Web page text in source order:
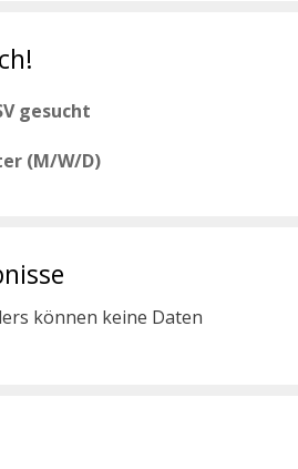
gesucht
(M/W/D)
können keine Daten